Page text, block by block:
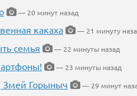
— 20 минут назад
какаха
— 21 минуту
семья
— 22 минуты назад
— 23 минуты назад
Змей Горыныч
— 29 минут